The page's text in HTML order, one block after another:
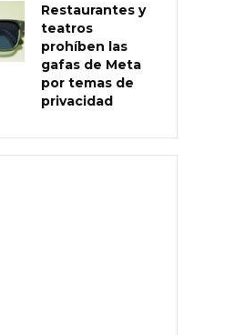
Restaurantes y
teatros
prohíben las
gafas de Meta
por temas de
privacidad